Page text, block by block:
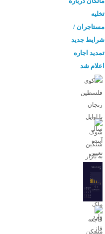
تخلیه
مستاجران /
شرایط جدید
تمدید اجاره
اعلام شد